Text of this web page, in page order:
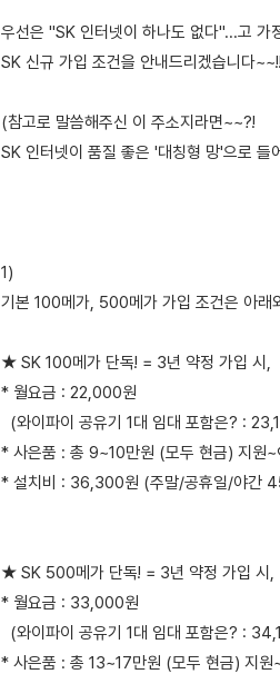
우선은 "SK 인터넷이 하나도 없다"...고 가
SK 신규 가입 조건을 안내드리겠습니다
(참고로 말씀해주신 이 주소지라면~~?!
SK 인터넷이 품질 좋은 '대칭형 망'으로 들
1)
기본 100메가, 500메가 가입 조건은 아래
★ SK 100메가 단독! = 3년 약정 가입 시,
* 월요금 : 22,000원
(와이파이 공유기 1대 임대 포함은? :
* 사은품 : 총 9~10만원 (모두 현금) 지원
* 설치비 : 36,300원 (주말/공휴일/야간
★ SK 500메가 단독! = 3년 약정 가입 시,
* 월요금 : 33,000원
(와이파이 공유기 1대 임대 포함은? :
* 사은품 : 총 13~17만원 (모두 현금) 지